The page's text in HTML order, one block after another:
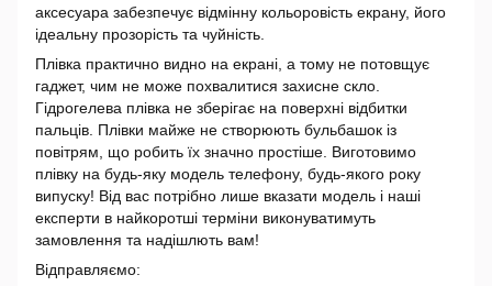
аксесуара забезпечує відмінну кольоровість екрану, його
ідеальну прозорість та чуйність.
Плівка практично видно на екрані, а тому не потовщує
гаджет, чим не може похвалитися захисне скло.
Гідрогелева плівка не зберігає на поверхні відбитки
пальців. Плівки майже не створюють бульбашок із
повітрям, що робить їх значно простіше. Виготовимо
плівку на будь-яку модель телефону, будь-якого року
випуску! Від вас потрібно лише вказати модель і наші
експерти в найкоротші терміни виконуватимуть
замовлення та надішлють вам!
Відправляємо: